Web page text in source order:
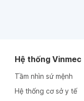
Hệ thống Vinmec
Tầm nhìn sứ mệnh
Hệ thống cơ sở y tế